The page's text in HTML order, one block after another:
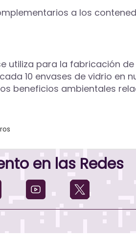
a los
utiliza para la fabricación
10 envases de vidrio en
beneficios ambientales
en las Redes